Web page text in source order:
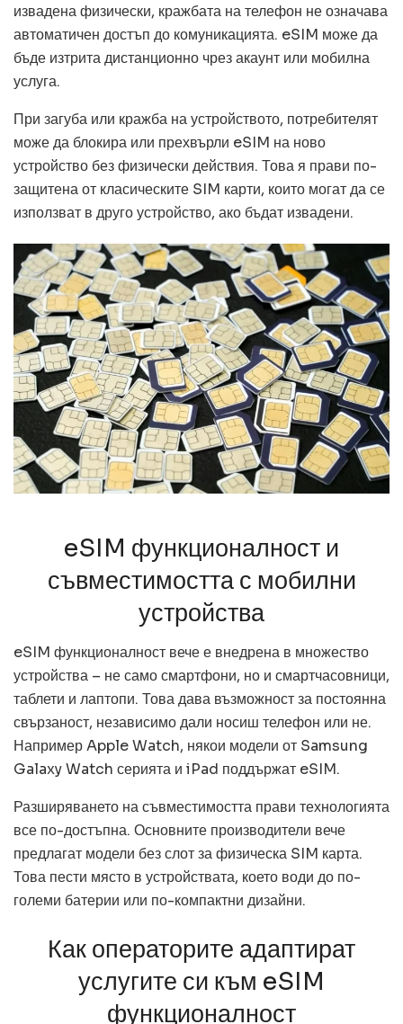
извадена физически, кражбата на телефон не означава
автоматичен достъп до комуникацията. eSIM може да
бъде изтрита дистанционно чрез акаунт или мобилна
услуга.
При загуба или кражба на устройството, потребителят
може да блокира или прехвърли eSIM на ново
устройство без физически действия. Това я прави по-
защитена от класическите SIM карти, които могат да се
използват в друго устройство, ако бъдат извадени.
eSIM функционалност и
съвместимостта с мобилни
устройства
eSIM функционалност вече е внедрена в множество
устройства – не само смартфони, но и смартчасовници,
таблети и лаптопи. Това дава възможност за постоянна
свързаност, независимо дали носиш телефон или не.
Например Apple Watch, някои модели от Samsung
Galaxy Watch серията и iPad поддържат eSIM.
Разширяването на съвместимостта прави технологията
все по-достъпна. Основните производители вече
предлагат модели без слот за физическа SIM карта.
Това пести място в устройствата, което води до по-
големи батерии или по-компактни дизайни.
Как операторите адаптират
услугите си към eSIM
функционалност